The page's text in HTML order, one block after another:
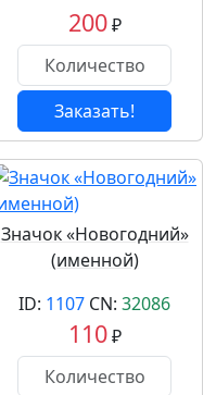
200₽
Заказать!
Значок «Новогодний»
(именной)
ID: 1107 CN: 32086
110₽